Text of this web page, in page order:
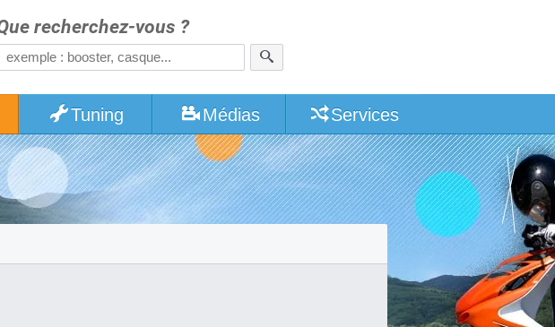
recherchez-vous ?
Tuning Médias Services